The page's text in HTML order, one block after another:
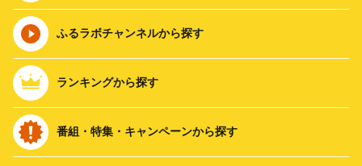
ふるラボチャンネルから探す
ランキングから探す
番組・特集・キャンペーンから探す